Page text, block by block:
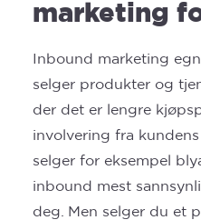
marketing
Inbound marketing
selger produkter og
der det er lengre
involvering fra
selger for eksempel
inbound mest
deg. Men selger du et